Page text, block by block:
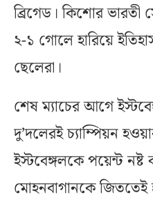
ব্রিগেড। কিশোর ভারতী
২-১ গোলে হারিয়ে
ছেলেরা।
শেষ ম্যাচের আগে
দু’দলেরই চ্যাম্পিয়ন
ইস্টবেঙ্গলকে পয়েন্ট
মোহনবাগানকে